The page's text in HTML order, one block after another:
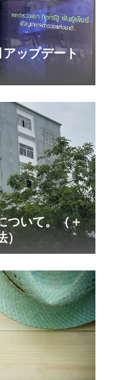
ップデート
ついて。（＋